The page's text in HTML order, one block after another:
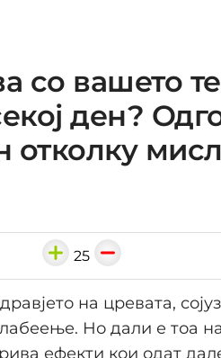
со вашето
ден?
отколку
25
на цревата,
Но дали е тоа
ефекти кои одат